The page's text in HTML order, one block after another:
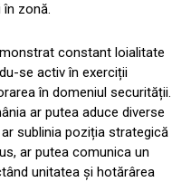
zonă.
constant loialitate
se activ în exerciții
în domeniul securității.
ar putea aduce diverse
sublinia poziția strategică
ar putea comunica un
unitatea și hotărârea